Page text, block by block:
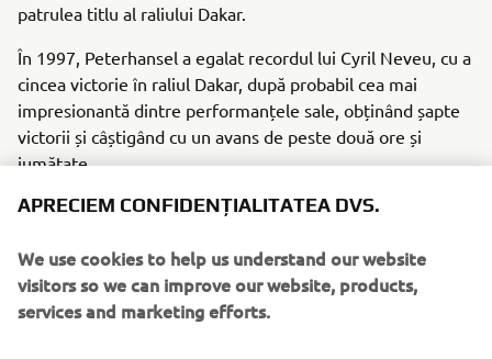
patrulea titlu al raliului Dakar.
În 1997, Peterhansel a egalat recordul lui Cyril Neveu, cu a
cincea victorie în raliul Dakar, după probabil cea mai
impresionantă dintre performanțele sale, obținând șapte
victorii și câștigând cu un avans de peste două ore și
jumătate.
În următoarea ediție a evenimentului, Peterhansel a
Dakar, cu trei victorii și o succesiune puternică de clasări
pe podium, care i-au adus al șaselea titlu. Aceasta avea să
fie ultima sa incursiune la Raliul Dakar pe motocicletă,
APRECIEM CONFIDENȚIALITATEA DVS.
We use cookies to help us understand our website
visitors so we can improve our website, products,
services and marketing efforts.